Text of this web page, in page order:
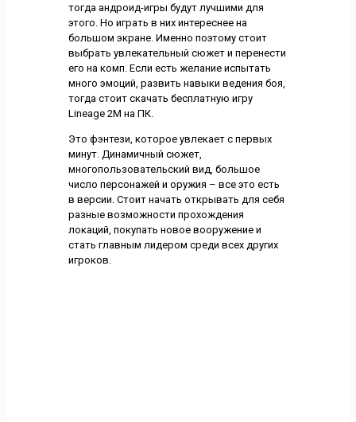
тогда андроид-игры будут лучшими для
этого. Но играть в них интереснее на
большом экране. Именно поэтому стоит
выбрать увлекательный сюжет и перенести
его на комп. Если есть желание испытать
много эмоций, развить навыки ведения боя,
тогда стоит скачать бесплатную игру
Lineage 2M на ПК.
Это фэнтези, которое увлекает с первых
минут. Динамичный сюжет,
многопользовательский вид, большое
число персонажей и оружия – все это есть
в версии. Стоит начать открывать для себя
разные возможности прохождения
локаций, покупать новое вооружение и
стать главным лидером среди всех других
игроков.